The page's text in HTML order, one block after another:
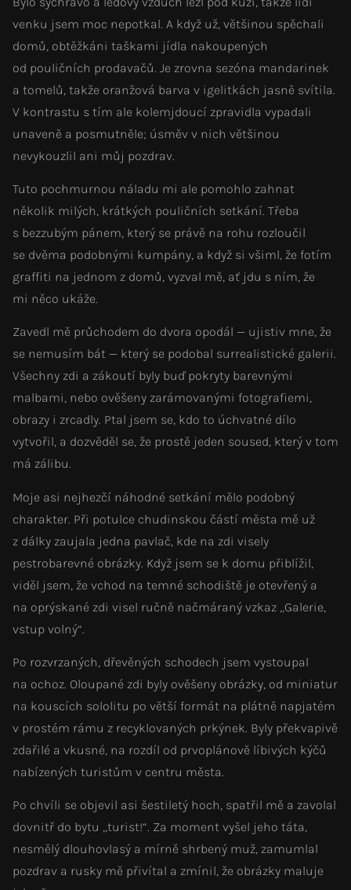
venku jsem moc nepotkal. A když už, většinou spěchali
domů, obtěžkáni taškami jídla nakoupených
od pouličních prodavačů. Je zrovna sezóna mandarinek
a tomelů, takže oranžová barva v igelitkách jasně svítila.
V kontrastu s tím ale kolemjdoucí zpravidla vypadali
unaveně a posmutněle; úsměv v nich většinou
nevykouzlil ani můj pozdrav.
Tuto pochmurnou náladu mi ale pomohlo zahnat
několik milých, krátkých pouličních setkání. Třeba
s bezzubým pánem, který se právě na rohu rozloučil
se dvěma podobnými kumpány, a když si všiml, že fotím
graffiti na jednom z domů, vyzval mě, ať jdu s ním, že
mi něco ukáže.
Zavedl mě průchodem do dvora opodál — ujistiv mne, že
se nemusím bát — který se podobal surrealistické galerii.
Všechny zdi a zákoutí byly buď pokryty barevnými
malbami, nebo ověšeny zarámovanými fotografiemi,
obrazy i zrcadly. Ptal jsem se, kdo to úchvatné dílo
vytvořil, a dozvěděl se, že prostě jeden soused, který v tom
má zálibu.
Moje asi nejhezčí náhodné setkání mělo podobný
charakter. Při potulce chudinskou částí města mě už
z dálky zaujala jedna pavlač, kde na zdi visely
pestrobarevné obrázky. Když jsem se k domu přiblížil,
viděl jsem, že vchod na temné schodiště je otevřený a
na oprýskané zdi visel ručně načmáraný vzkaz „Galerie,
vstup volný“.
Po rozvrzaných, dřevěných schodech jsem vystoupal
na ochoz. Oloupané zdi byly ověšeny obrázky, od miniatur
na kouscích sololitu po větší formát na plátně napjatém
v prostém rámu z recyklovaných prkýnek. Byly překvapivě
zdařilé a vkusné, na rozdíl od prvoplánově líbivých kýčů
nabízených turistům v centru města.
Po chvíli se objevil asi šestiletý hoch, spatřil mě a zavolal
dovnitř do bytu „turist!“. Za moment vyšel jeho táta,
nesmělý dlouhovlasý a mírně shrbený muž, zamumlal
pozdrav a rusky mě přivítal a zmínil, že obrázky maluje